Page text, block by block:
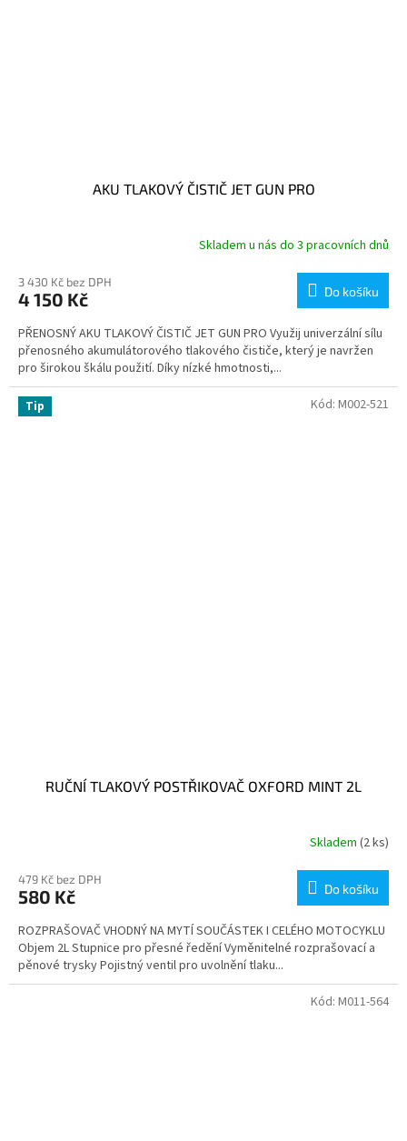
AKU TLAKOVÝ ČISTIČ JET GUN PRO
Skladem u nás do 3 pracovních dnů
3 430 Kč bez DPH
4 150 Kč Do košíku
PŘENOSNÝ AKU TLAKOVÝ ČISTIČ JET GUN PRO Využij univerzální sílu
přenosného akumulátorového tlakového čističe, který je navržen
pro širokou škálu použití. Díky nízké hmotnosti,...
Tip
RUČNÍ TLAKOVÝ POSTŘIKOVAČ OXFORD MINT 2L
Skladem (2 ks)
479 Kč bez DPH
580 Kč Do košíku
ROZPRAŠOVAČ VHODNÝ NA MYTÍ SOUČÁSTEK I CELÉHO MOTOCYKLU
Objem 2L Stupnice pro přesné ředění Vyměnitelné rozprašovací a
pěnové trysky Pojistný ventil pro uvolnění tlaku...
Kód: M002-521
Kód: M011-564